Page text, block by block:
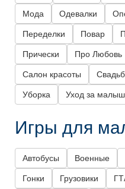
Мода Одевалки
Переделки Повар
Прически Про Любовь
Салон красоты
Уборка Уход за
Игры для
Автобусы Военные
Гонки Грузовики